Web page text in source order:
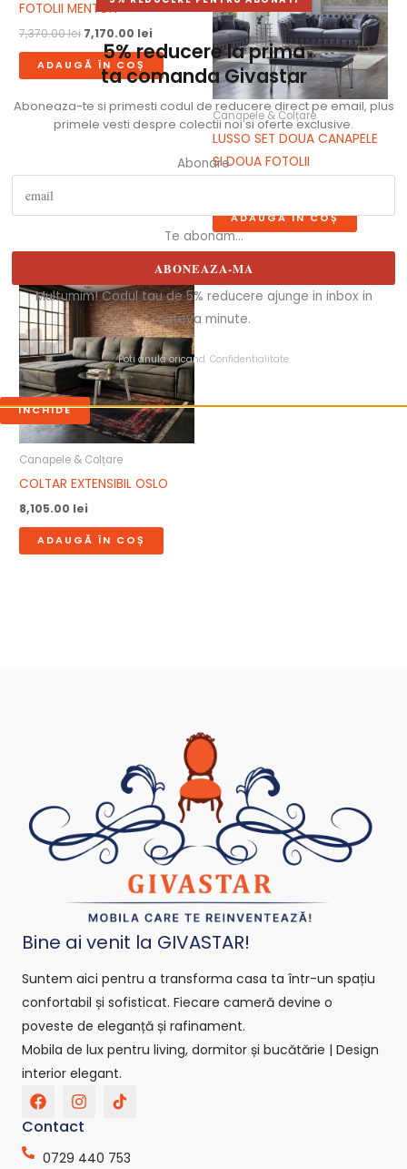
FOTOLII MENTON
7,370.00lei 7,170.00 lei
ADAUGĂ ÎN COȘ
Canapele & Colțare
LUSSO SET DOUA CANAPELE
SI DOUA FOTOLII
ADAUGĂ ÎN COȘ
Canapele & Colțare
COLTAR EXTENSIBIL OSLO
8,105.00 lei
ADAUGĂ ÎN COȘ
Bine ai venit la GIVASTAR!
Suntem aici pentru a transforma casa ta într-un spațiu
confortabil și sofisticat. Fiecare cameră devine o
poveste de eleganță și rafinament.
Mobila de lux pentru living, dormitor și bucătărie | Design
interior elegant.
F
a
c
b
I
n
s
a
T
i
o
Contact
0729 440 753
5% reducere la prima
ta comanda Givastar
Aboneaza-te si primesti codul de reducere direct pe email, plus
primele vesti despre colectii noi si oferte exclusive.
Abonare
Te abonam...
ABONEAZA-MA
Multumim! Codul tau de 5% reducere ajunge in inbox in
cateva minute.
Poti anula oricand. Confidentialitate
INCHIDE